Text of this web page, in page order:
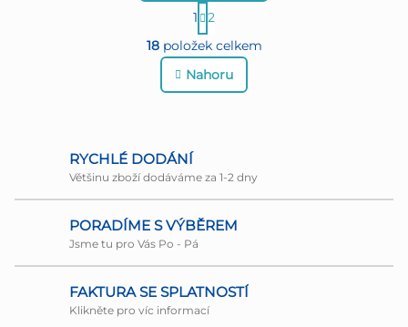
O
v
l
a
c
p
r
S
t
r
á
o
v
á
n
í
1
2
18položek celkem
Nahoru
RYCHLÉ DODÁNÍ
Většinu zboží dodáváme za 1-2 dny
PORADÍME S VÝBĚREM
Jsme tu pro Vás Po - Pá
FAKTURA SE SPLATNOSTÍ
Klikněte pro víc informací